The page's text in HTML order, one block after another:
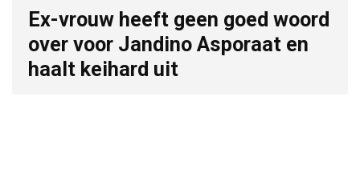
Ex-vrouw heeft geen goed woord
over voor Jandino Asporaat en
haalt keihard uit